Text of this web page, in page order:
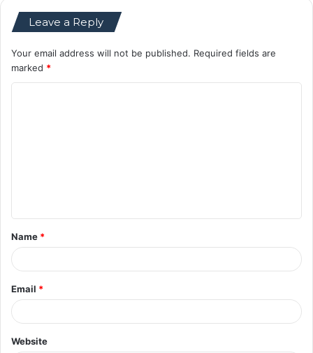
Leave a Reply
Your email address will not be published. Required fields are
marked *
t
*
Name *
Email *
Website